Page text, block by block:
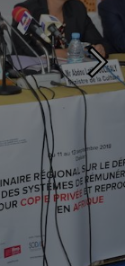
also brought